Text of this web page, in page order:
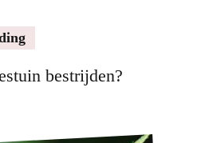
bestrijden?